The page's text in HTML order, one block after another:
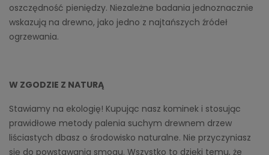
oszczędność pieniędzy. Niezależne badania jednoznacznie
wskazują na drewno, jako jedno z najtańszych źródeł
ogrzewania.
W ZGODZIE Z NATURĄ
Stawiamy na ekologię! Kupując nasz kominek i stosując
prawidłowe metody palenia suchym drewnem drzew
liściastych dbasz o środowisko naturalne. Nie przyczyniasz
się do powstawania smogu. Wszystko to dzięki temu, że